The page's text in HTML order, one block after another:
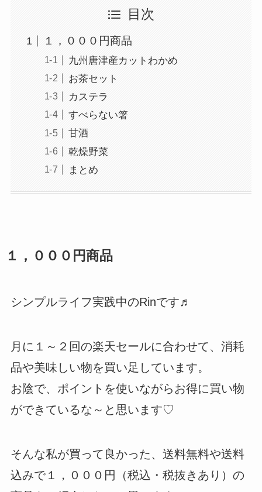
目次
１，０００円商品
九州唐津産カットわかめ
お茶セット
カステラ
すべらない箸
甘酒
乾燥野菜
まとめ
１，０００円商品
シンプルライフ実践中のRinです♬
月に１～２回の楽天セールに合わせて、消耗
品や美味しい物を買い足しています。
お陰で、ポイントを使いながらお得に買い物
ができているな～と思います♡
そんな私が買って良かった、送料無料や送料
込みで１，０００円（税込・税抜きあり）の